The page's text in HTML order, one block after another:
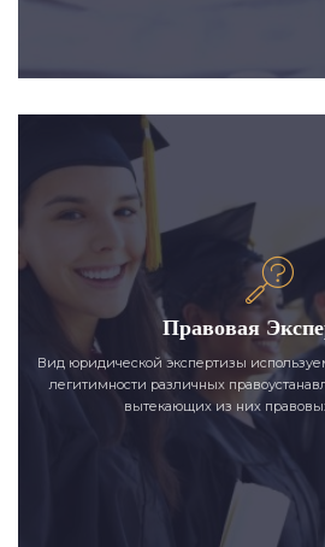
Правовая
Вид юридической экспертизы
легитимности различных
вытекающих из них